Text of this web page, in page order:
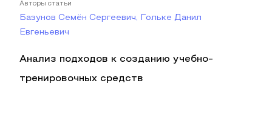
Авторы статьи
Базунов Семён Сергеевич, Гольке Данил
Евгеньевич
Анализ подходов к созданию учебно-
тренировочных средств